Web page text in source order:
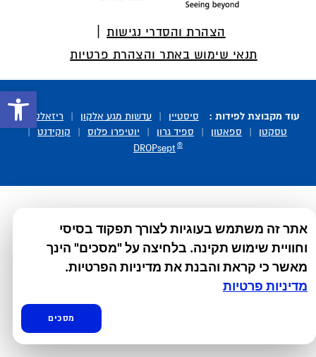
פתח
הצהרת והסדרי נגישות
תנאי שימוש באתר והצהרת פרטיות
אתר זה משתמש בעוגיות לצורך תפקוד בסיסי
וחוויית שימוש תקינה. בלחיצה על "מסכים" הינך
מאשר כי קראת והבנת את מדיניות הפרטיות.
מדיניות פרטיות
מסכים
עוד מקבוצת לפידות : סיסטיין עדשות מגע אלקון ריזאלטס
|
טסקטן
ספאטון ספיד גרון יוטיפרו פלוס קוקידנט
DROPsept ®